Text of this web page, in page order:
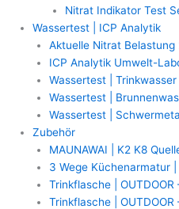
Nitrat Indikator Test
Wassertest | ICP Analytik
Aktuelle Nitrat
ICP Analytik Umwelt-
Wassertest | Trinkwasser
Wassertest |
Wassertest |
Zubehör
MAUNAWAI | K2 K8
3 Wege Küchenarmatur
Trinkflasche | OUTDOOR
Trinkflasche | OUTDOOR